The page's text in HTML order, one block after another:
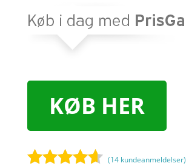
KØB HER
(14 kundeanmeldelser)